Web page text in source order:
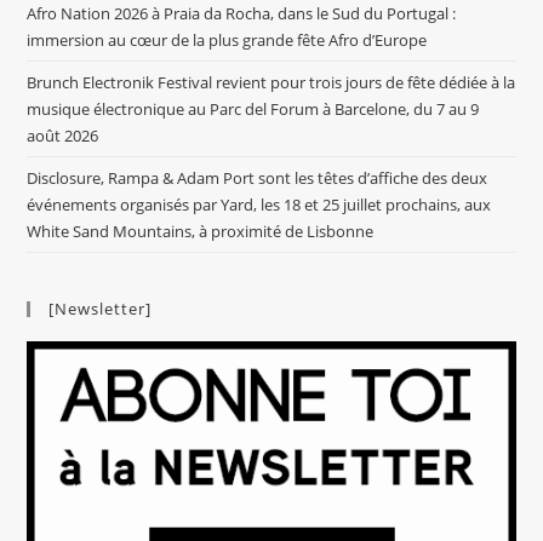
Afro Nation 2026 à Praia da Rocha, dans le Sud du Portugal :
immersion au cœur de la plus grande fête Afro d’Europe
Brunch Electronik Festival revient pour trois jours de fête dédiée à la
musique électronique au Parc del Forum à Barcelone, du 7 au 9
août 2026
Disclosure, Rampa & Adam Port sont les têtes d’affiche des deux
événements organisés par Yard, les 18 et 25 juillet prochains, aux
White Sand Mountains, à proximité de Lisbonne
[Newsletter]